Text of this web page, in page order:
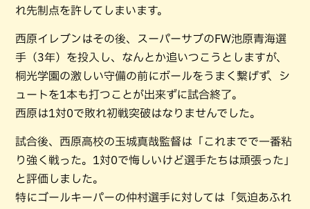
れ先制点を許してしまいます。
西原イレブンはその後、スーパーサブのFW池原青海選
手（3年）を投入し、なんとか追いつこうとしますが、
桐光学園の激しい守備の前にボールをうまく繋げず、シ
ュートを1本も打つことが出来ずに試合終了。
西原は1対0で敗れ初戦突破はなりませんでした。
試合後、西原高校の玉城真哉監督は「これまでで一番粘
り強く戦った。1対0で悔しいけど選手たちは頑張った」
と評価しました。
特にゴールキーパーの仲村選手に対しては「気迫あふれ